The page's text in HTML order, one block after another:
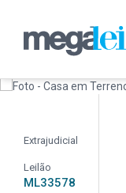
Extrajudicial
Leilão
ML33578